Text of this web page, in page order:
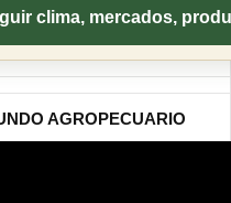
clima, mercados,
AGROPECUARIO